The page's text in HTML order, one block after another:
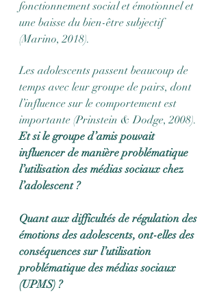
fonctionnement social et émotionnel et
une baisse du bien-être subjectif
(Marino, 2018).
Les adolescents passent beaucoup de
temps avec leur groupe de pairs, dont
l’influence sur le comportement est
importante (Prinstein & Dodge, 2008).
Et si le groupe d’amis pouvait
influencer de manière problématique
l’utilisation des médias sociaux chez
l’adolescent ?
Quant aux difficultés de régulation des
émotions des adolescents, ont-elles des
conséquences sur l’utilisation
problématique des médias sociaux
(UPMS) ?